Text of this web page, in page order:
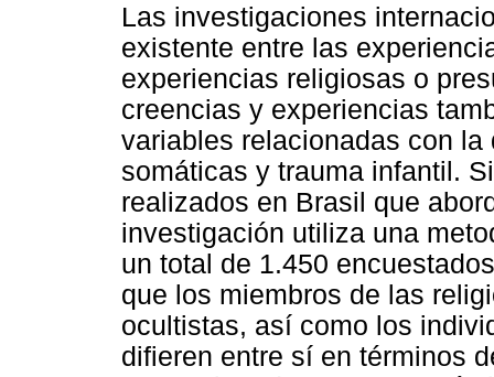
Las investigaciones
existente entre las
experiencias religiosas o
creencias y experiencias
variables relacionadas con
somáticas y trauma infantil.
realizados en Brasil que
investigación utiliza una
un total de 1.450
que los miembros de las
ocultistas, así como los
difieren entre sí en términos